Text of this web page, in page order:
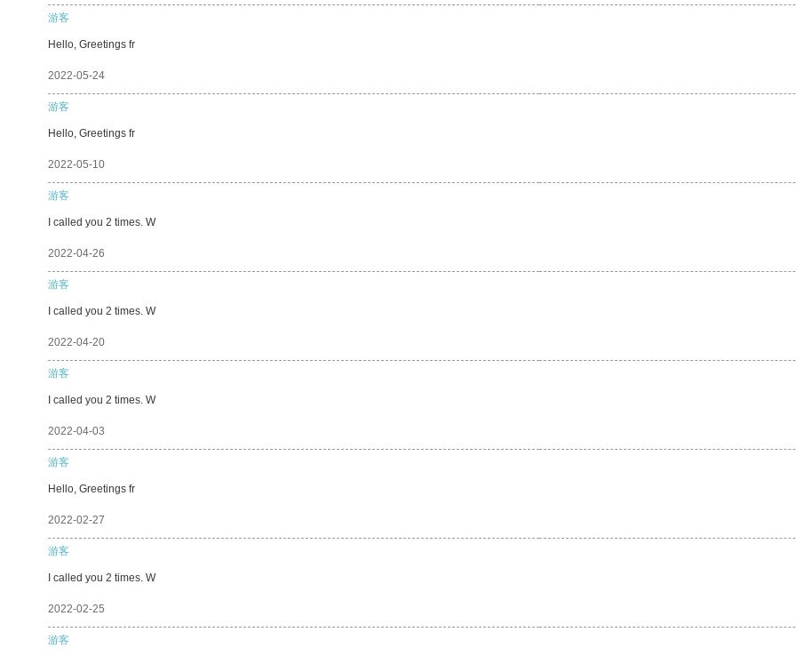
游客
Hello, Greetings fr
2022-05-24
游客
Hello, Greetings fr
2022-05-10
游客
I called you 2 times. W
2022-04-26
游客
I called you 2 times. W
2022-04-20
游客
I called you 2 times. W
2022-04-03
游客
Hello, Greetings fr
2022-02-27
游客
I called you 2 times. W
2022-02-25
游客